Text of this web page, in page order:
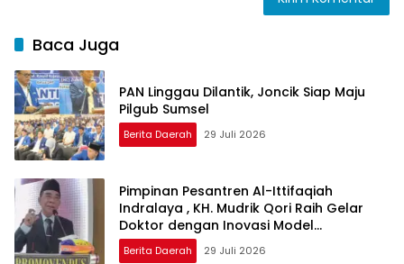
Baca Juga
PAN Linggau Dilantik, Joncik Siap Maju
Pilgub Sumsel
Berita Daerah 29 Juli 2026
Pimpinan Pesantren Al-Ittifaqiah
Indralaya , KH. Mudrik Qori Raih Gelar
Doktor dengan Inovasi Model
Pembelajaran Nagham Al-Qur’an di UMM
Berita Daerah 29 Juli 2026